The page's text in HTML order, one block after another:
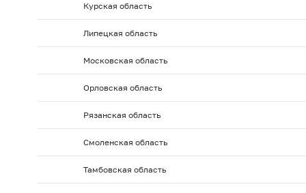
2005 г.: на 01.06
2004 г.: на 01.10
2004 г.: на 01.09
2004 г.: на 01.02
2004 г.: на 01.01
2001 г.: на 01.06
2001 г.: на 01.05
Курская область
Липецкая область
Московская область
Орловская область
Рязанская область
Смоленская область
Тамбовская область